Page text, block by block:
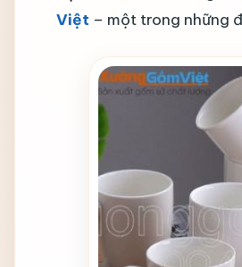
Việt – một trong những